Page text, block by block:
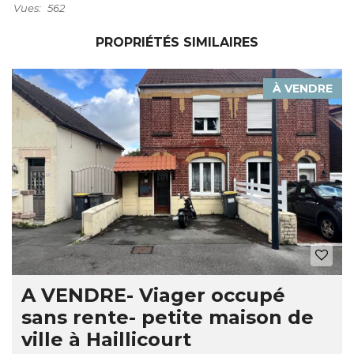
R
Vues: 562
PROPRIÉTÉS SIMILAIRES
À VENDRE
A VENDRE- Viager occupé
sans rente- petite maison de
ville à Haillicourt